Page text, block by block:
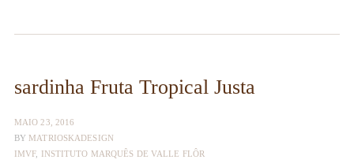
sardinha Fruta Tropical Justa
MAIO 23, 2016
BY MATRIOSKADESIGN
IMVF, INSTITUTO MARQUÊS DE VALLE FLÔR